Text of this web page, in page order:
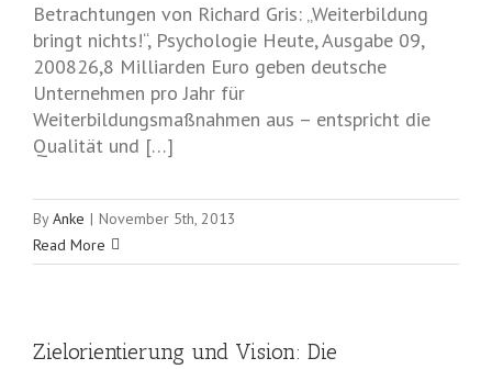
Betrachtungen von Richard Gris: „Weiterbildung
bringt nichts!“, Psychologie Heute, Ausgabe 09,
200826,8 Milliarden Euro geben deutsche
Unternehmen pro Jahr für
Weiterbildungsmaßnahmen aus – entspricht die
Qualität und […]
ByAnke | November 5th, 2013
Read More
Zielorientierung und Vision: Die